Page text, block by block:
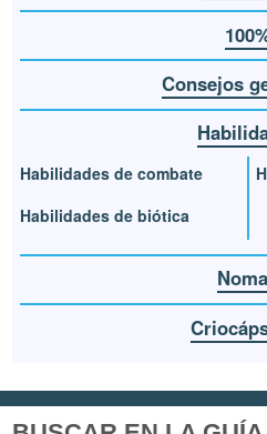
Consejos
Habilidades de combate
Habilidades de biótica